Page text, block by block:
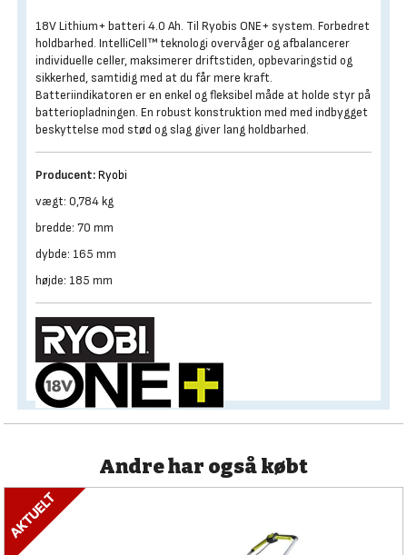
18V Lithium+ batteri 4.0 Ah. Til Ryobis ONE+ system. Forbedret
holdbarhed. IntelliCell™ teknologi overvåger og afbalancerer
individuelle celler, maksimerer driftstiden, opbevaringstid og
sikkerhed, samtidig med at du får mere kraft.
Batteriindikatoren er en enkel og fleksibel måde at holde styr på
batteriopladningen. En robust konstruktion med med indbygget
beskyttelse mod stød og slag giver lang holdbarhed.
Producent:Ryobi
vægt: 0,784 kg
bredde: 70 mm
dybde: 165 mm
højde: 185 mm
Andre har også købt